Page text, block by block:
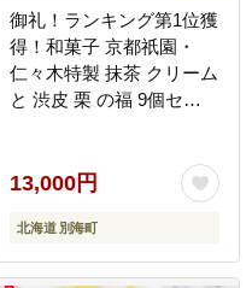
御礼！ランキング第1位獲
得！和菓子 京都祇園・
仁々木特製 抹茶 クリーム
と 渋皮 栗 の福 9個セッ
用】 和スイーツ 和菓子
【NN0000001】
13,000円
北海道 別海町